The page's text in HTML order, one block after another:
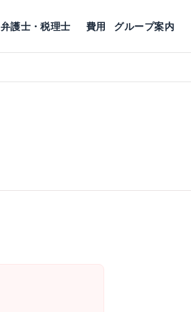
弁護士・税理士 費用 グループ案内
東京にて、相談予約スタッ